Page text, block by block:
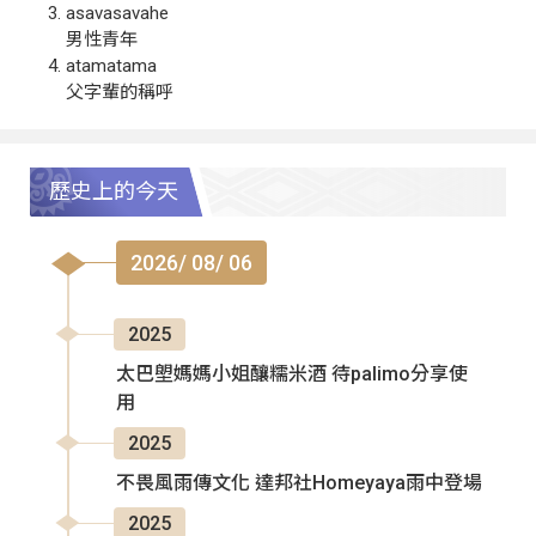
asavasavahe
男性青年
atamatama
父字輩的稱呼
歷史上的今天
2026/ 08/ 06
2025
太巴塱媽媽小姐釀糯米酒 待palimo分享使
用
2025
不畏風雨傳文化 達邦社Homeyaya雨中登場
2025